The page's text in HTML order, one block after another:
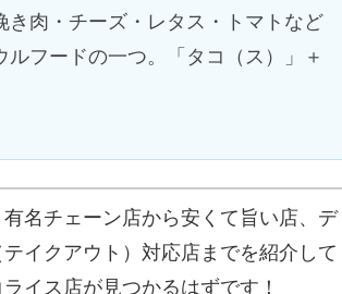
肉・チーズ・レタス・トマトなど
フードの一つ。「タコ（ス）」＋
名チェーン店から安くて旨い店、デ
イクアウト）対応店までを紹介して
イス店が見つかるはずです！